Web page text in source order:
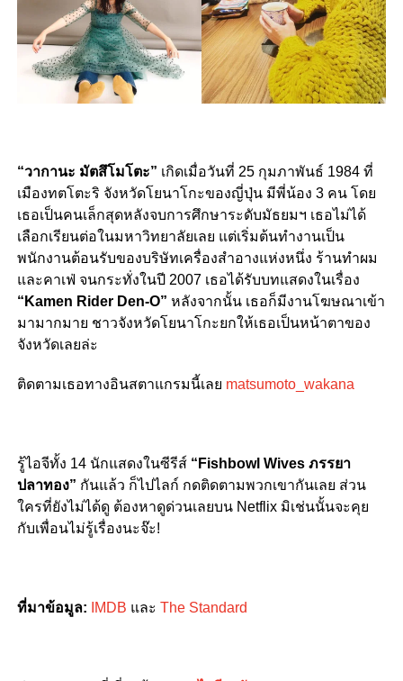
“วากานะ มัตสึโมโตะ” เกิดเมื่อวันที่ 25 กุมภาพันธ์ 1984 ที่
เมืองทตโตะริ จังหวัดโยนาโกะของญี่ปุ่น มีพี่น้อง 3 คน โดย
เธอเป็นคนเล็กสุดหลังจบการศึกษาระดับมัธยมฯ เธอไม่ได้
เลือกเรียนต่อในมหาวิทยาลัยเลย แต่เริ่มต้นทำงานเป็น
พนักงานต้อนรับของบริษัทเครื่องสำอางแห่งหนึ่ง ร้านทำผม
และคาเฟ่ จนกระทั่งในปี 2007 เธอได้รับบทแสดงในเรื่อง
“Kamen Rider Den-O” หลังจากนั้น เธอก็มีงานโฆษณาเข้า
มามากมาย ชาวจังหวัดโยนาโกะยกให้เธอเป็นหน้าตาของ
จังหวัดเลยล่ะ
ติดตามเธอทางอินสตาแกรมนี้เลย matsumoto_wakana
รู้ไอจีทั้ง 14 นักแสดงในซีรีส์ “Fishbowl Wives ภรรยา
ปลาทอง” กันแล้ว ก็ไปไลก์ กดติดตามพวกเขากันเลย ส่วน
ใครที่ยังไม่ได้ดู ต้องหาดูด่วนเลยบน Netflix มิเช่นนั้นจะคุย
กับเพื่อนไม่รู้เรื่องนะจ๊ะ!
ที่มาข้อมูล: IMDB และ The Standard